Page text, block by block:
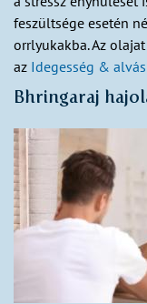
feszültsége esetén
orrlyukakba. Az
az Idegesség &
Bhringaraj